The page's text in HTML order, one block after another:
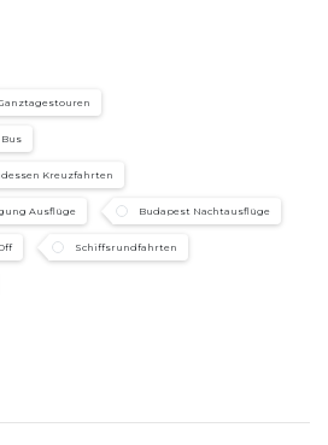
Kreuzfahrten
Ausflüge Budapest Nachtausflüge
Schiffsrundfahrten